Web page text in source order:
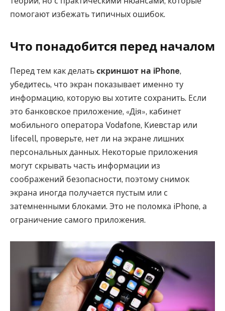
помогают избежать типичных ошибок.
Что понадобится перед началом
Перед тем как делать скриншот на iPhone,
убедитесь, что экран показывает именно ту
информацию, которую вы хотите сохранить. Если
это банковское приложение, «Дія», кабинет
мобильного оператора Vodafone, Киевстар или
lifecell, проверьте, нет ли на экране лишних
персональных данных. Некоторые приложения
могут скрывать часть информации из
соображений безопасности, поэтому снимок
экрана иногда получается пустым или с
затемненными блоками. Это не поломка iPhone, а
ограничение самого приложения.